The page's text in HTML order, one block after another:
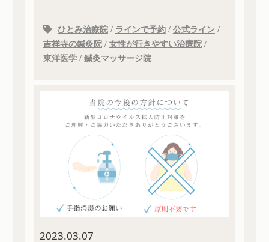
ひとみ治療院/ ラインで予約/ 公式ライン /
吉祥寺の鍼灸院/ 女性が行きやすい治療院/
東洋医学/ 鍼灸マッサージ院
2023.03.07